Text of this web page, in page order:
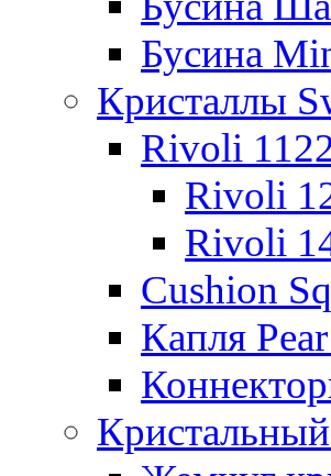
Бусина
Кристаллы
Rivoli
Rivoli
Rivoli
Cushion
Капля